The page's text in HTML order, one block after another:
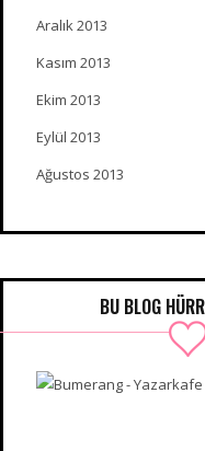
Aralık 2013
Kasım 2013
Ekim 2013
Eylül 2013
Ağustos 2013
BU BLOG